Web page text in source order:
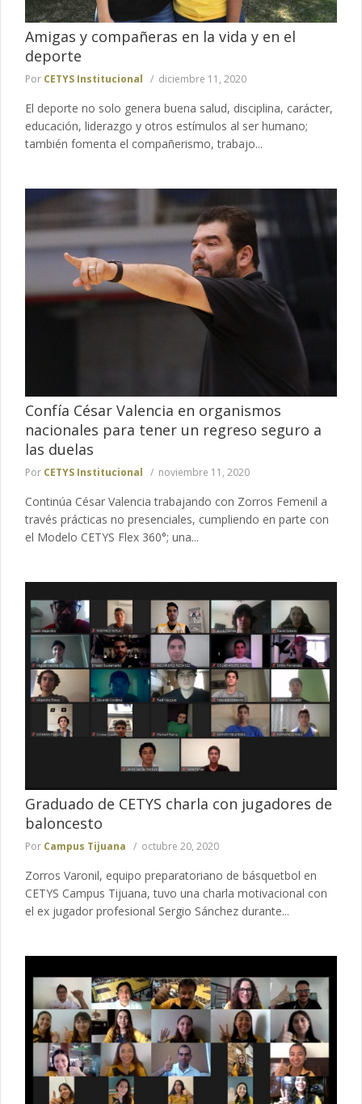
Amigas y compañeras en la vida y en el
deporte
Por CETYS Institucional diciembre 11, 2020
El deporte no solo genera buena salud, disciplina, carácter,
educación, liderazgo y otros estímulos al ser humano;
también fomenta el compañerismo, trabajo...
Confía César Valencia en organismos
nacionales para tener un regreso seguro a
las duelas
Por CETYS Institucional noviembre 11, 2020
Continúa César Valencia trabajando con Zorros Femenil a
través prácticas no presenciales, cumpliendo en parte con
el Modelo CETYS Flex 360°; una...
Graduado de CETYS charla con jugadores de
baloncesto
Por Campus Tijuana octubre 20, 2020
Zorros Varonil, equipo preparatoriano de básquetbol en
CETYS Campus Tijuana, tuvo una charla motivacional con
el ex jugador profesional Sergio Sánchez durante...